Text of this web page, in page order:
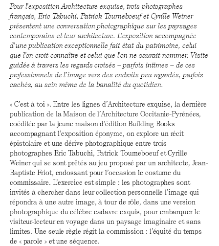
Pour l’exposition Architecture exquise, trois photographes
français, Eric Tabuchi, Patrick Tourneboeuf et Cyrille Weiner
présentent une conversation photographique sur les paysages
contemporains et leur architecture. L’exposition accompagnée
d’une publication exceptionnelle fait état du patrimoine, celui
que l’on croit connaître et celui que l’on ne saurait nommer. Visite
guidée à travers les regards croisés – parfois intimes – de ces
professionnels de l’image vers des endroits peu regardés, parfois
cachés, au sein même de la banalité du quotidien.
« C’est à toi ». Entre les lignes d’Architecture exquise, la dernière
publication de la Maison de l’Architecture Occitanie-Pyrénées,
coéditée par la jeune maison d’édition Building Books
accompagnant l’exposition éponyme, on explore un récit
épistolaire et une dérive photographique entre trois
photographes Eric Tabuchi, Patrick Tourneboeuf et Cyrille
Weiner qui se sont prêtés au jeu proposé par un architecte, Jean-
Baptiste Friot, endossant pour l’occasion le costume du
commissaire. L’exercice est simple : les photographes sont
invités à chercher dans leur collection personnelle l’image qui
répondra à une autre image, à tour de rôle, dans une version
photographique du célèbre cadavre exquis, pour embarquer le
visiteur-lecteur en voyage dans un paysage imaginaire et sans
limites. Une seule règle régit la commission : l’équité du temps
de « parole » et une séquence.